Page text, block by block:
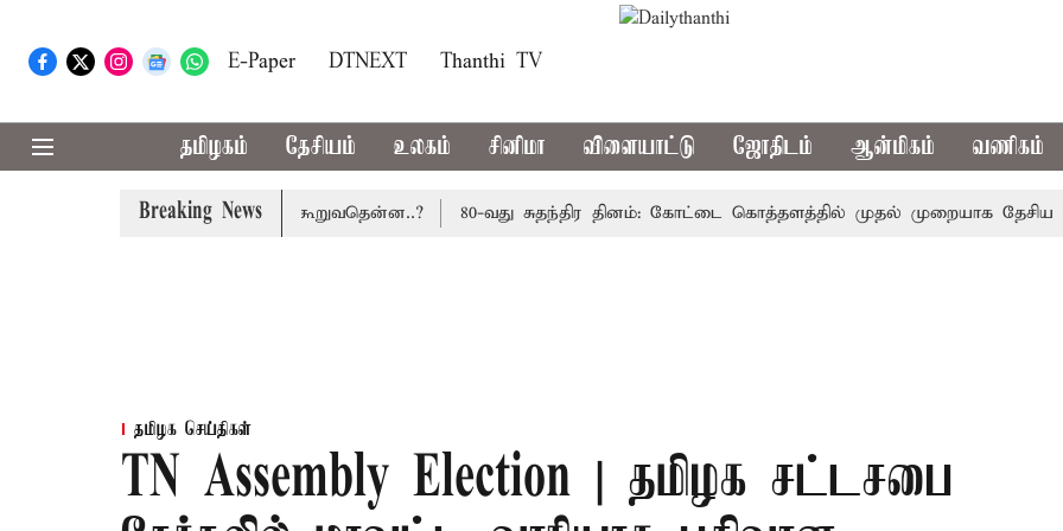
E-Paper DTNEXT Thanthi TV
தமிழகம் தேசியம் உலகம் சினிமா விளையாட்டு ஜோதிடம் ஆன்மிகம் வணிகம்
Breaking News
மத்திய அரசு கூறுவதென்ன..? 80-வது சுதந்திர தினம்: கோட்டை கொத்தளத்தில் முதல் முறையாக தேசிய
தமிழக செய்திகள்
TN Assembly Election | தமிழக சட்டசபை